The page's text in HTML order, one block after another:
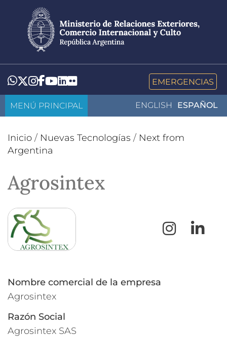
contenido
principal
Whatsapp
Twitter
Instagram
Facebook
YouTube
LinkedIn
Flickr EMERGENCIAS
ENGLISH ESPAÑOL
MENÚ PRINCIPAL
Inicio / Nuevas Tecnologías / Next from
Argentina
Agrosintex
Nombre comercial de la empresa
Agrosintex
Razón Social
Agrosintex SAS